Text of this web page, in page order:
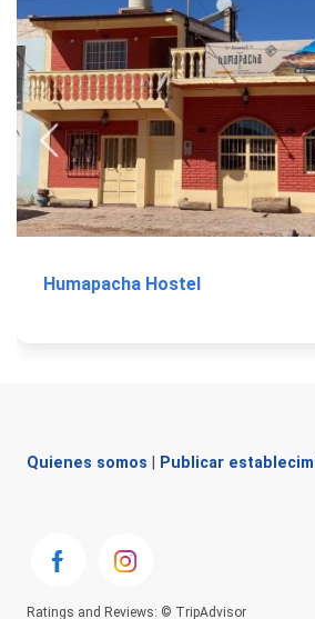
Humapacha Hostel
Quienes somos Publicar
Ratings and Reviews: © TripAdvisor